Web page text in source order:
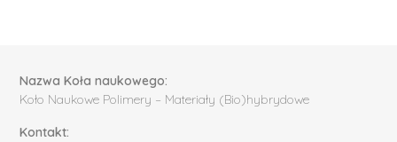
Nazwa Koła naukowego:
Koło Naukowe Polimery – Materiały (Bio)hybrydowe
Kontakt: